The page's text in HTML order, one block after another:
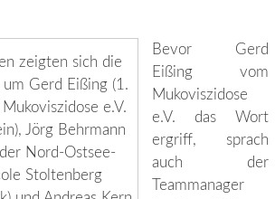
zeigten sich die
Gerd Eißing (1.
e.V.
Jörg Behrmann
Nord-Ostsee-
Stoltenberg
Bevor Gerd
Eißing vom
Mukoviszidose
e.V. das Wort
ergriff, sprach
auch der
Teammanager